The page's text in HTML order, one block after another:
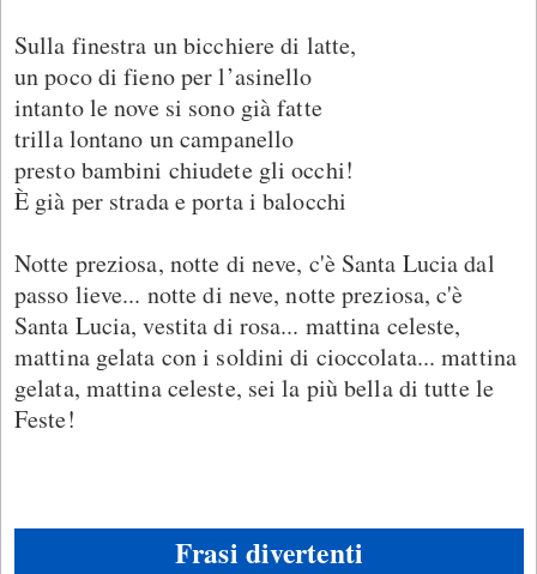
Sulla finestra un bicchiere di latte,
un poco di fieno per l’asinello
intanto le nove si sono già fatte
trilla lontano un campanello
presto bambini chiudete gli occhi!
È già per strada e porta i balocchi
Notte preziosa, notte di neve, c'è Santa Lucia dal
passo lieve... notte di neve, notte preziosa, c'è
Santa Lucia, vestita di rosa... mattina celeste,
mattina gelata con i soldini di cioccolata... mattina
gelata, mattina celeste, sei la più bella di tutte le
Feste!
Frasi divertenti